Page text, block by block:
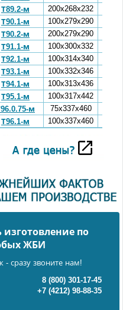
Т89.2-м
200x268x232
Т90.1-м
100x279x290
Т90.2-м
200x279x290
Т91.1-м
100x300x332
Т92.1-м
100x314x340
Т93.1-м
100x332x346
Т94.1-м
100x313x436
Т95.1-м
100x317x442
м
75x337x460
Т96.1-м
100x337x460
по
ЖБИ
- сразу звоните нам!
8 (800) 301-17-45
+7 (4212) 98-88-35